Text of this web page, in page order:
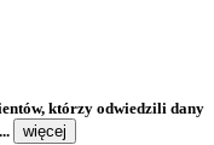
którzy odwiedzili dany
więcej